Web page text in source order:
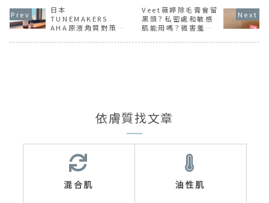
影片)
日本
TUNEMAKERS
AHA原液角質對策水
嗎？加碼實測甘草調
Veet薇婷除毛膏會留
黑頭？私密處和敏感
肌能用嗎？微害羞心
依膚質找文章
混合肌 油性肌